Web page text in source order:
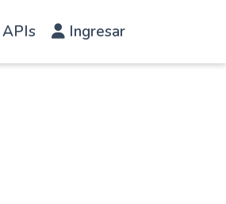
APIs Ingresar